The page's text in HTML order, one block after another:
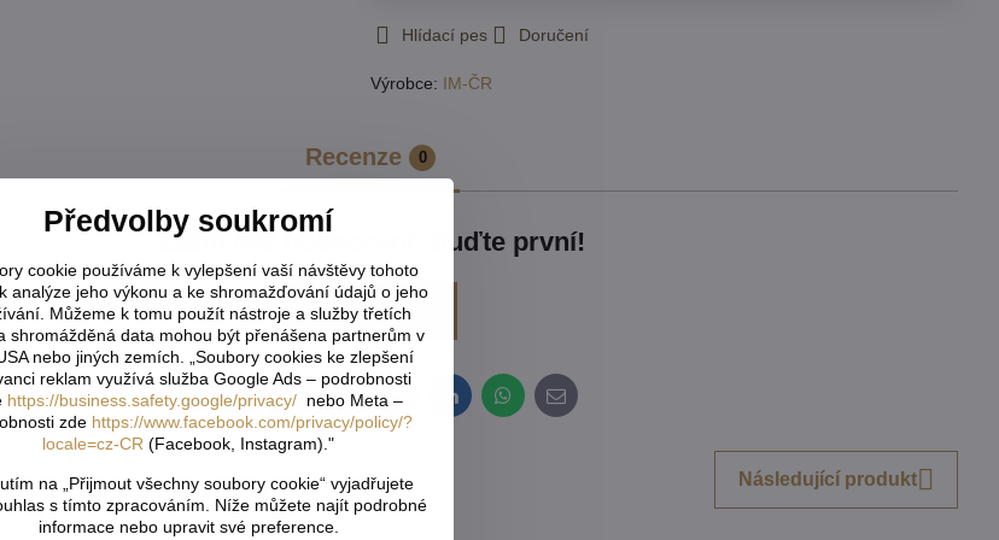
Hlídací pes Doručení
Výrobce: IM-ČR
Recenze 0
Zatím bez hodnocení. Buďte první!
Přidat recenzi
Facebook
TwitterBlueskyPinterestReddit LinkedInWhatsApp
E-
mail
Následující produkt
Předvolby soukromí
cookie používáme k vylepšení vaší návštěvy tohoto
analýze jeho výkonu a ke shromažďování údajů o jeho
Můžeme k tomu použít nástroje a služby třetích
shromážděná data mohou být přenášena partnerům v
nebo jiných zemích. „Soubory cookies ke zlepšení
reklam využívá služba Google Ads – podrobnosti
https://business.safety.google/privacy/nebo Meta –
zde https://www.facebook.com/privacy/policy/?
locale=cz-CR (Facebook, Instagram)."
na „Přijmout všechny soubory cookie“ vyjadřujete
s tímto zpracováním. Níže můžete najít podrobné
informace nebo upravit své preference.